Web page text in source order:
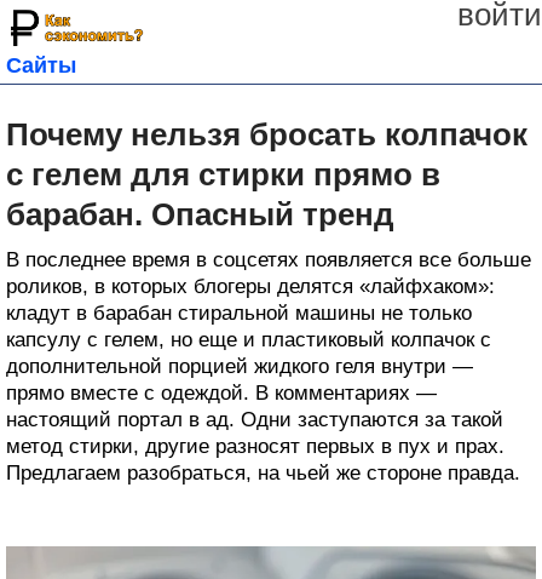
войти
Сайты
Почему нельзя бросать колпачок
с гелем для стирки прямо в
барабан. Опасный тренд
В последнее время в соцсетях появляется все больше
роликов, в которых блогеры делятся «лайфхаком»:
кладут в барабан стиральной машины не только
капсулу с гелем, но еще и пластиковый колпачок с
дополнительной порцией жидкого геля внутри —
прямо вместе с одеждой. В комментариях —
настоящий портал в ад. Одни заступаются за такой
метод стирки, другие разносят первых в пух и прах.
Предлагаем разобраться, на чьей же стороне правда.